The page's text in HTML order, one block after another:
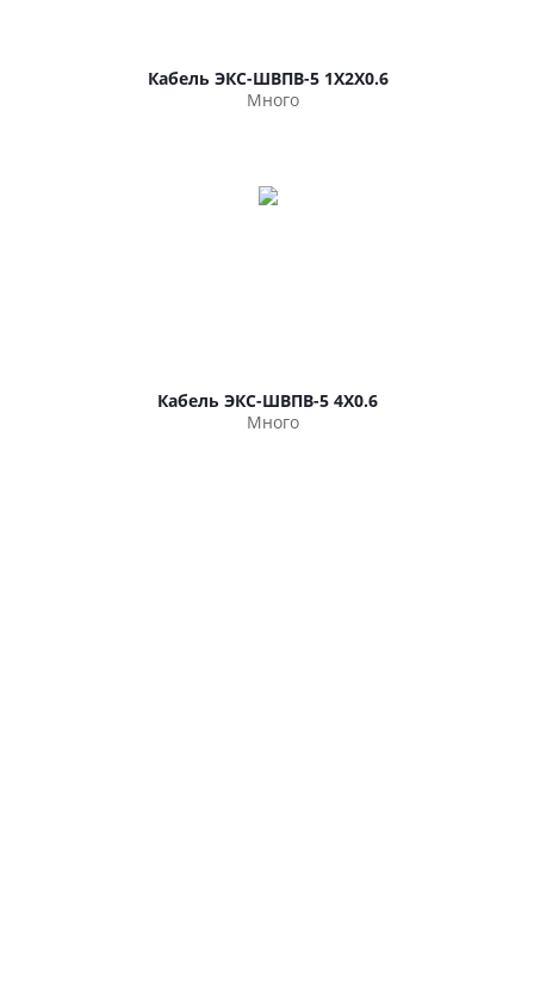
Кабель ЭКС-ШВПВ-5 1Х2Х0.6
Много
Кабель ЭКС-ШВПВ-5 4Х0.6
Много